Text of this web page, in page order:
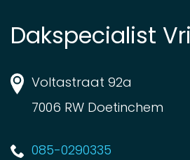
Dakspecialist
Voltastraat 92a
7006 RW Doetinchem
085-0290335